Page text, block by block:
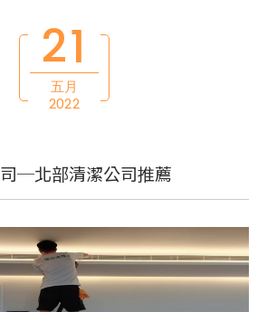
21
五月
2022
─北部清潔公司推薦